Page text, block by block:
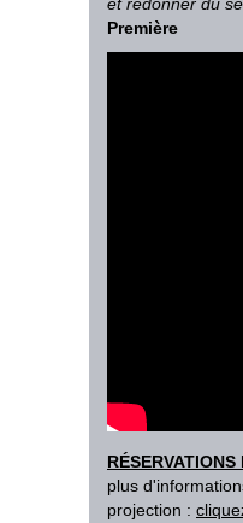
et redonner du
Première
RÉSERVATIONS
plus
projection :